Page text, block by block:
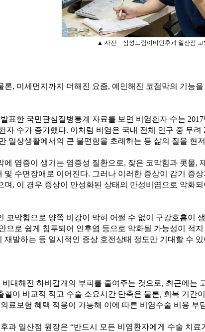
▲ 사진 = 삼성드림이비인후과 일산점 고
론, 미세먼지까지 더해진 요즘, 예민해진 코점막의 기능
표한 국민관심질병통계 자료를 보면 비염환자 수는 2017
자 수가 증가했다. 이처럼 비염은 국내 전체 인구 중 무
일상생활에서의 큰 불편함을 초래하는 등 삶의 질을 현
에 염증이 생기는 염증성 질환으로, 잦은 코막힘과 콧물,
및 수면장애로 이어진다. 그러나 이러한 증상이 감기 증
며, 이 경우 증상이 만성화된 상태의 만성비염으로 악화
코막힘으로 양쪽 비강이 막혀 어쩔 수 없이 구강호흡이
으로 쉽게 침투되어 인후염 등으로 악화될 가능성이 적
재발하는 등 일시적인 증상 호전상태 정도만 기대할 수
대해진 하비갑개의 부피를 줄여주는 것으로, 최근에는
혈이 비교적 적고 수술 소요시간 단축은 물론, 회복 기간
료보험 혜택 적용이 가능해 이에 따른 비염수술 비용 부
과 일산점 원장은 “반드시 모든 비염환자에게 수술 치